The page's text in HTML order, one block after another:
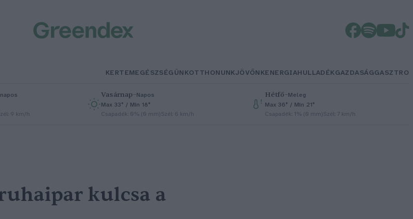
KERTEMEGÉSZSÉGÜNKOTTHONUNKJÖVŐNKENERGIAHULLADÉKGAZDASÁGGASZTRO
9 km/h
Vasárnap–Napos
Max 33° / Min 18°
Csapadék: 0% (0 mm)Szél: 6 km/h
Hétfő–Meleg
Max 36° / Min 21°
Csapadék: 1% (0 mm)Szél: 7 km/h
kulcsa a